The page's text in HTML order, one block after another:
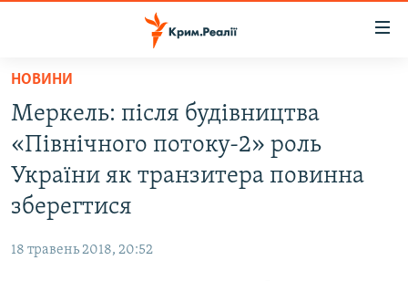
Перейти
основного
матеріалу
Перейти
до
основної
Перейти
ВОДА.КРИМ
ВІДЕО ТА ФОТО
ПОЛІТИКА
ПОГЛЯД
НОВИНИ
Меркель: після будівництва
«Північного потоку-2» роль
України як транзитера повинна
зберегтися
18 травень 2018, 20:52